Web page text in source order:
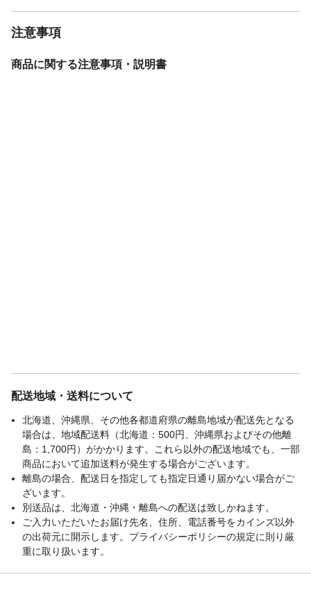
注意事項
商品に関する注意事項・説明書
配送地域・送料について
北海道、沖縄県、その他各都道府県の離島地域が配送先となる
場合は、地域配送料（北海道：500円、沖縄県およびその他離
島：1,700円）がかかります。これら以外の配送地域でも、一部
商品において追加送料が発生する場合がございます。
離島の場合、配送日を指定しても指定日通り届かない場合がご
ざいます。
別送品は、北海道・沖縄・離島への配送は致しかねます。
ご入力いただいたお届け先名、住所、電話番号をカインズ以外
の出荷元に開示します。プライバシーポリシーの規定に則り厳
重に取り扱います。